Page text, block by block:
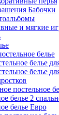
Бабочки
и мягкие
белье
белье
белье
постельное
белье 2
белье Евро